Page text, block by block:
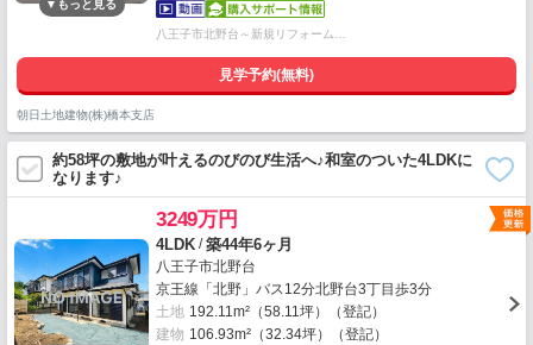
八王子市北野台～新規リフォーム…
見学予約(無料)
朝日土地建物(株)橋本支店
約58坪の敷地が叶えるのびのび生活へ♪和室のついた4LDKに
なります♪
3249万円
4LDK /築44年6ヶ月
八王子市北野台
京王線「北野」バス12分北野台3丁目歩3分
土地 192.11m²（58.11坪）（登記）
建物 106.93m²（32.34坪）（登記）